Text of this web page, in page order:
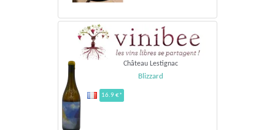
Château Lestignac
Blizzard
16.9 €*